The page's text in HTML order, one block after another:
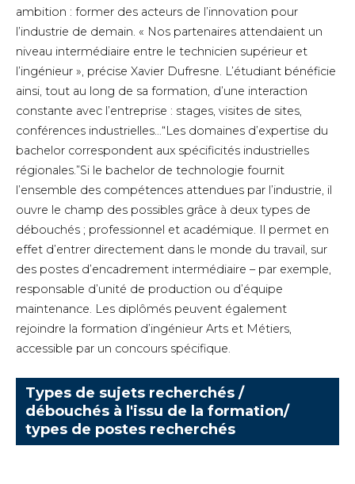
ambition : former des acteurs de l’innovation pour
l’industrie de demain. « Nos partenaires attendaient un
niveau intermédiaire entre le technicien supérieur et
l’ingénieur », précise Xavier Dufresne. L’étudiant bénéficie
ainsi, tout au long de sa formation, d’une interaction
constante avec l’entreprise : stages, visites de sites,
conférences industrielles…“Les domaines d’expertise du
bachelor correspondent aux spécificités industrielles
régionales.”Si le bachelor de technologie fournit
l’ensemble des compétences attendues par l’industrie, il
ouvre le champ des possibles grâce à deux types de
débouchés ; professionnel et académique. Il permet en
effet d’entrer directement dans le monde du travail, sur
des postes d’encadrement intermédiaire – par exemple,
responsable d’unité de production ou d’équipe
maintenance. Les diplômés peuvent également
rejoindre la formation d’ingénieur Arts et Métiers,
accessible par un concours spécifique.
Types de sujets recherchés /
débouchés à l'issu de la formation/
types de postes recherchés